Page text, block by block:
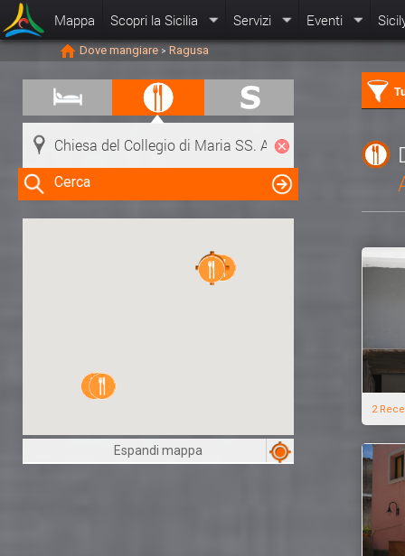
Mappa Scopri la Sicilia Servizi Eventi
Dove mangiare > Ragusa
Cerca
Espandi mappa
2